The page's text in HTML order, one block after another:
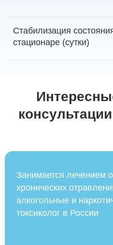
Стабилизация
стационаре (сутки)
Занимается лечением
хронических
алкогольные и
токсиколог в России